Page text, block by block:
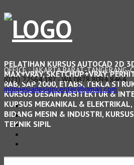
PELATIHAN KURSUS AUTOCAD 2D
MAX+VRAY, SKETCHUP+VRAY,
RAB, SAP 2000, ETABS, TEKLA
KURSUS DESAIN ARSITEKTUR &
KURSUS MEKANIKAL & ELEKTRIKAL,
BIDANG MESIN & INDUSTRI,
TEKNIK SIPIL
OFFICE : JAKARTA BARAT-
(021) 22564 187 - WA 0878 8094 8464
indonesiadesigncenter@gmail.com